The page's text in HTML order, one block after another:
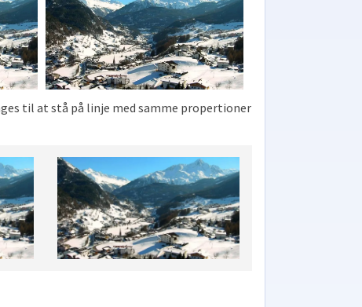
til at stå på linje med samme propertioner